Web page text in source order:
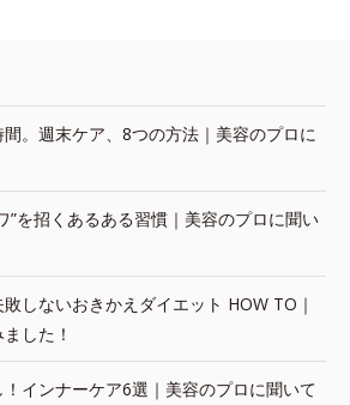
。週末ケア、8つの方法｜美容のプロに
”を招くあるある習慣｜美容のプロに聞い
しないおきかえダイエット HOW TO｜
した！
インナーケア6選｜美容のプロに聞いて